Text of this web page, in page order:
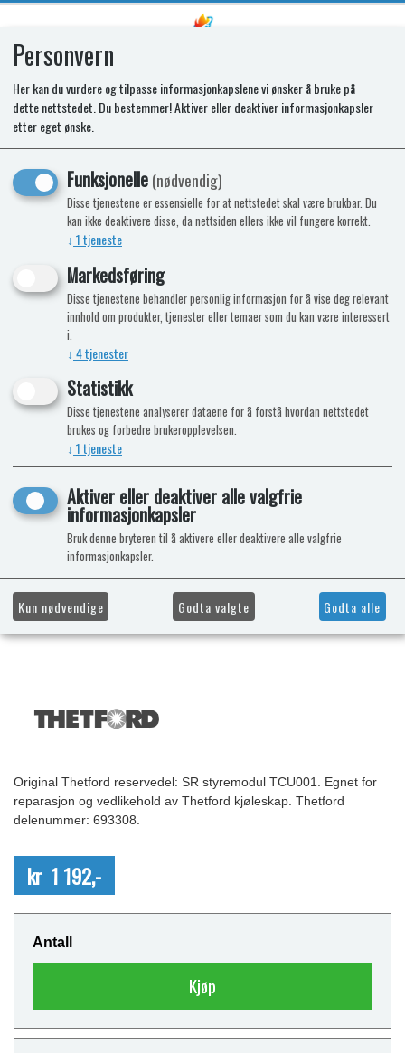
SR CONTROL MODULE TCU001
Original Thetford reservedel: SR styremodul TCU001. Egnet for
reparasjon og vedlikehold av Thetford kjøleskap. Thetford
delenummer: 693308.
kr 1 192,-
Antall
Kjøp
Personvern
Her kan du vurdere og tilpasse informasjonkapslene vi ønsker å bruke på
dette nettstedet. Du bestemmer! Aktiver eller deaktiver informasjonkapsler
etter eget ønske.
Funksjonelle(nødvendig)
Disse tjenestene er essensielle for at nettstedet skal være brukbar. Du
kan ikke deaktivere disse, da nettsiden ellers ikke vil fungere korrekt.
↓ 1tjeneste
Markedsføring
Disse tjenestene behandler personlig informasjon for å vise deg relevant
innhold om produkter, tjenester eller temaer som du kan være interessert
i.
↓ 4tjenester
Statistikk
Disse tjenestene analyserer dataene for å forstå hvordan nettstedet
brukes og forbedre brukeropplevelsen.
↓ 1tjeneste
Aktiver eller deaktiver alle valgfrie
informasjonkapsler
Bruk denne bryteren til å aktivere eller deaktivere alle valgfrie
informasjonkapsler.
Kun nødvendige Godta valgte Godta alle